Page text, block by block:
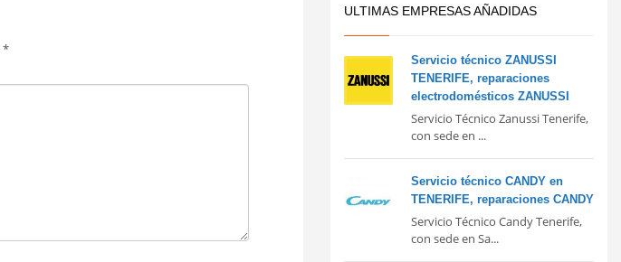
*
ULTIMAS EMPRESAS AÑADIDAS
Servicio técnico ZANUSSI
TENERIFE, reparaciones
electrodomésticos ZANUSSI
Servicio Técnico Zanussi Tenerife,
con sede en ...
Servicio técnico CANDY en
TENERIFE, reparaciones CANDY
Servicio Técnico Candy Tenerife,
con sede en Sa...